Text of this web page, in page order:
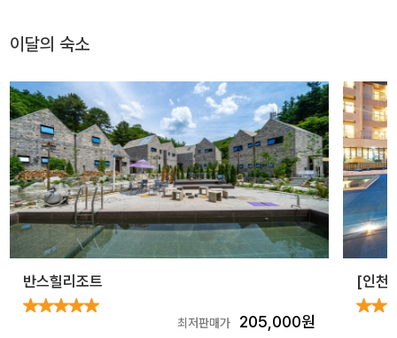
이달의 숙소
반스힐리조트
최저판매가 205,000원
[인천]